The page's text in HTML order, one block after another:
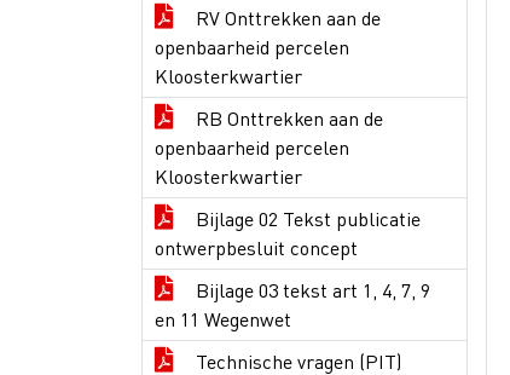
RV Onttrekken aan de
openbaarheid percelen
Kloosterkwartier
RB Onttrekken aan de
openbaarheid percelen
Kloosterkwartier
Bijlage 02 Tekst publicatie
ontwerpbesluit concept
Bijlage 03 tekst art 1, 4, 7, 9
en 11 Wegenwet
Technische vragen (PIT)